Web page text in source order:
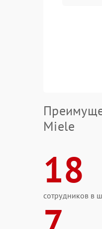
Miele
18
сотрудников в